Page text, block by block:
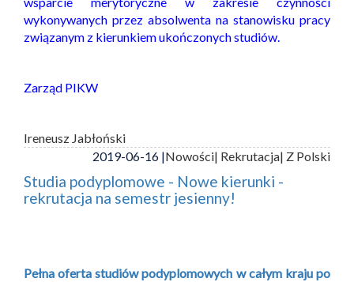
wykonywanych przez absolwenta na stanowisku pracy
związanym z kierunkiem ukończonych studiów.
Zarząd PIKW
Ireneusz Jabłoński
2019-06-16 |Nowości| Rekrutacja| Z Polski
Studia podyplomowe - Nowe kierunki -
rekrutacja na semestr jesienny!
Pełna oferta studiów podyplomowych w całym kraju po